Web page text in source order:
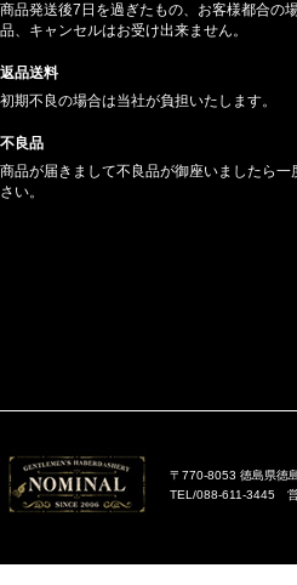
商品発送後7日を過ぎたもの、お客様都合の
品、キャンセルはお受け出来ません。
返品送料
初期不良の場合は当社が負担いたします。
不良品
商品が届きまして不良品が御座いましたら一
さい。
〒770-8053 徳島県徳
TEL/088-611-3445